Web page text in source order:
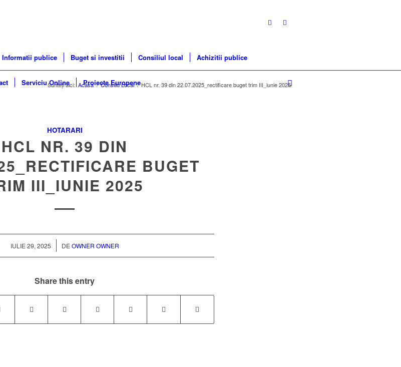
Informatii publice Buget si investitii Consiliul local Achizitii publice
Serviciu Online Proiecte Europene
Sunteți aici: Acasa / Consiliu Local / HCL nr. 39 din 22.07.2025_rectificare buget trim III_iunie 2025
HOTARARI
HCL NR. 39 DIN
BUGET
III_IUNIE 2025
IULIE 29, 2025
/ DEOWNER OWNER
Share this entry